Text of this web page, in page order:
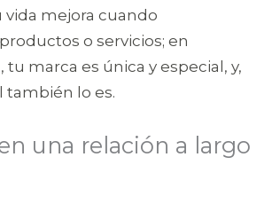
mejora cuando
o servicios; en
marca es única y especial, y,
también lo es.
una relación a largo